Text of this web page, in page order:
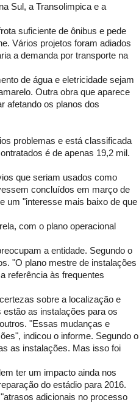
Sul, a Transolimpica e a
suficiente de ônibus e pede
Vários projetos foram adiados
a demanda por transporte na
de água e eletricidade sejam
Outra obra que aparece
afetando os planos dos
problemas e está classificada
é de apenas 19,2 mil.
que seriam usados como
concluídos em março de
um "interesse mais baixo de que
com o plano operacional
a entidade. Segundo o
"O plano mestre de instalações
referência às frequentes
sobre a localização e
as instalações para os
"Essas mudanças e
indicou o informe. Segundo o
as instalações. Mas isso foi
ter um impacto ainda nos
do estádio para 2016.
adicionais no processo